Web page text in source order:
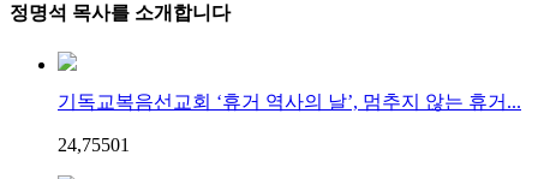
정명석 목사를 소개합니다
기독교복음선교회 ‘휴거 역사의 날’, 멈추지 않는 휴거...
24,75501